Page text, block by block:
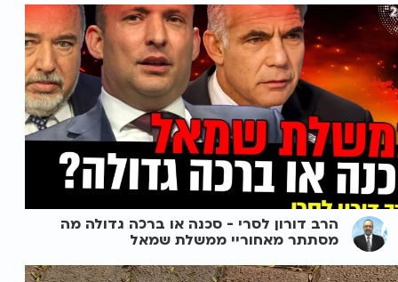
הרב דורון לסרי - סכנה או ברכה גדולה מה
מסתתר מאחוריי ממשלת שמאל